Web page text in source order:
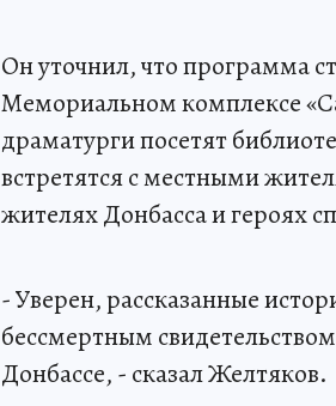
Он уточнил, что программа
Мемориальном комплексе
драматурги посетят
встретятся с местными
жителях Донбасса и героях
- Уверен, рассказанные
бессмертным
Донбассе, - сказал Желтяков.